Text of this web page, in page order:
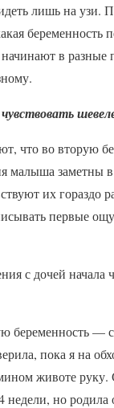
лишь на узи.
беременность
в разные
что во вторую
малыша заметны в
их гораздо
первые
с дочей начала
беременность —
пока я на
животе руку.
недели, но родила